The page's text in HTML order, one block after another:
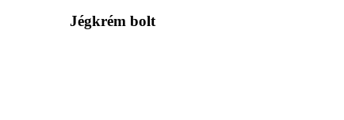
Jégkrém bolt